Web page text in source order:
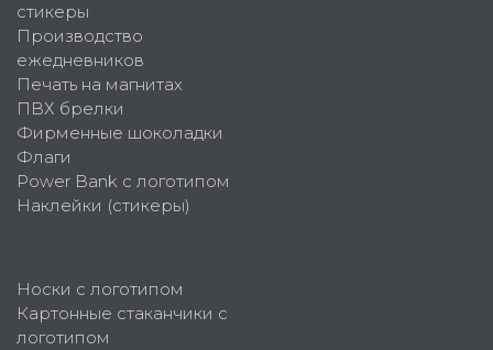
стикеры
Производство
ежедневников
Печать на магнитах
ПВХ брелки
Фирменные шоколадки
Флаги
Power Bank с логотипом
Наклейки (стикеры)
Носки с логотипом
Картонные стаканчики с
логотипом